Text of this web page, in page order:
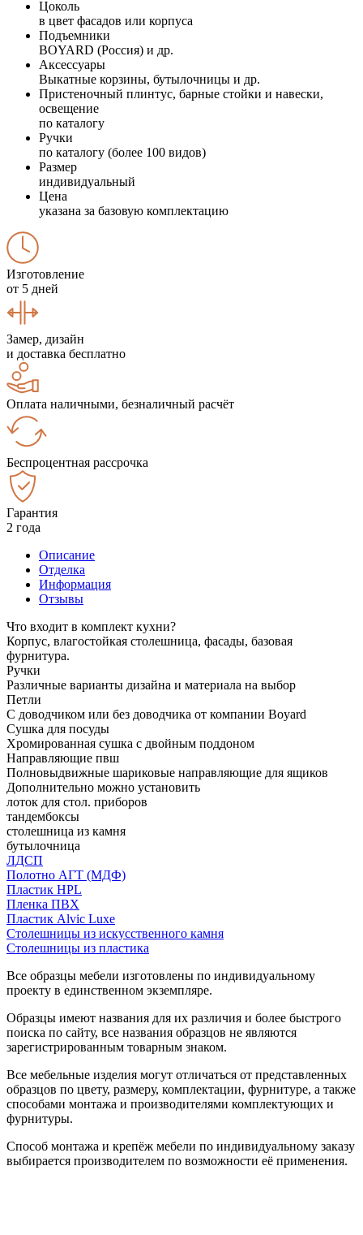
Цоколь
в цвет фасадов или корпуса
Подъемники
BOYARD (Россия) и др.
Аксессуары
Выкатные корзины, бутылочницы и др.
Пристеночный плинтус, барные стойки и навески,
освещение
по каталогу
Ручки
по каталогу (более 100 видов)
Размер
индивидуальный
Цена
указана за базовую комплектацию
Изготовление
от 5 дней
Замер, дизайн
и доставка бесплатно
Оплата наличными, безналичный расчёт
Беспроцентная рассрочка
Гарантия
2 года
Описание
Отделка
Информация
Отзывы
Что входит в комплект кухни?
Корпус, влагостойкая столешница, фасады, базовая
фурнитура.
Ручки
Различные варианты дизайна и материала на выбор
Петли
С доводчиком или без доводчика от компании Boyard
Сушка для посуды
Хромированная сушка с двойным поддоном
Направляющие пвш
Полновыдвижные шариковые направляющие для ящиков
Дополнительно можно установить
лоток для стол. приборов
тандембоксы
столешница из камня
бутылочница
ЛДСП
Полотно АГТ (МДФ)
Пластик HPL
Пленка ПВХ
Пластик Alvic Luxe
Столешницы из искусственного камня
Столешницы из пластика
Все образцы мебели изготовлены по индивидуальному
проекту в единственном экземпляре.
Образцы имеют названия для их различия и более быстрого
поиска по сайту, все названия образцов не являются
зарегистрированным товарным знаком.
Все мебельные изделия могут отличаться от представленных
образцов по цвету, размеру, комплектации, фурнитуре, а также
способами монтажа и производителями комплектующих и
фурнитуры.
Способ монтажа и крепёж мебели по индивидуальному заказу
выбирается производителем по возможности её применения.